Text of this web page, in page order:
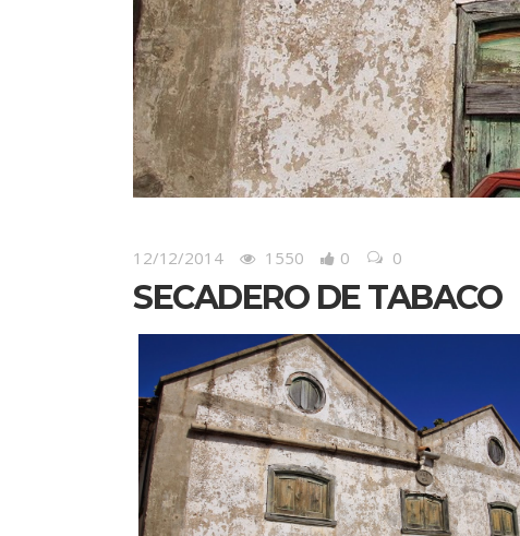
12/12/2014 1550 0 0
SECADERO DE TABACO